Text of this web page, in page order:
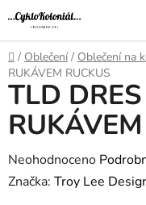
Přejít
na
obsah
Domů
/ Oblečení / Oblečení na
RUKÁVEM RUCKUS
TLD
Průměrné
hodnocení
Neohodnoceno
Značka: Troy Lee